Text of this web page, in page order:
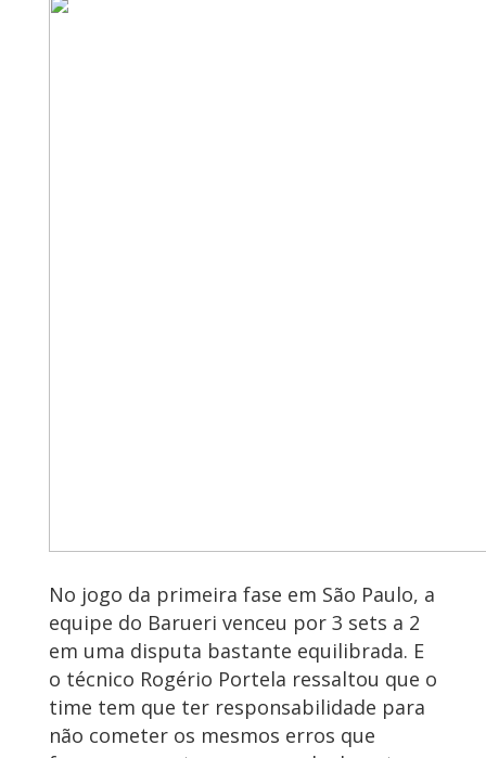
No jogo da primeira fase em São Paulo, a
equipe do Barueri venceu por 3 sets a 2
em uma disputa bastante equilibrada. E
o técnico Rogério Portela ressaltou que o
time tem que ter responsabilidade para
não cometer os mesmos erros que